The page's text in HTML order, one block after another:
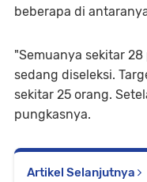
beberapa di
"Semuanya sekitar
sedang diseleksi.
sekitar 25 orang.
pungkasnya.
Artikel Selanjutnya